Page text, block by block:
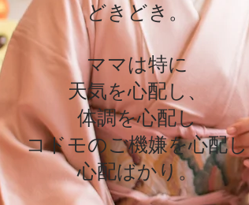
ママは特に
天気を心配し、
体調を心配し
コドモのご機嫌を心配し
心配ばかり。
どきどき。
ママは特に
天気を心配し、
体調を心配し
コドモのご機嫌を心配し
心配ばかり。